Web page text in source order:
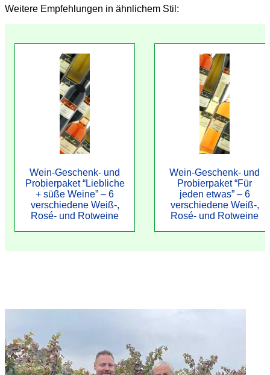
Weitere Empfehlungen in ähnlichem Stil:
Wein-Geschenk- und
Probierpaket “Liebliche
+ süße Weine” – 6
verschiedene Weiß-,
Rosé- und Rotweine
Wein-Geschenk- und
Probierpaket “Für
jeden etwas” – 6
verschiedene Weiß-,
Rosé- und Rotweine